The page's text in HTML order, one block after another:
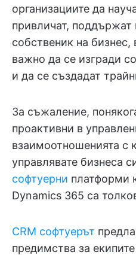
организациите да
привличат, поддържат
собственик на бизнес,
важно да се изгради
и да се създадат
За съжаление,
проактивни в
взаимоотношенията с
управлявате бизнеса
софтуерни платформи
Dynamics 365 са
CRM софтуерът
предимства за